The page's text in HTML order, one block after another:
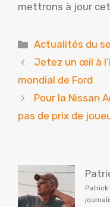
mettrons à jour
Catégories
Actualités du
Jetez un œil à
mondial de Ford
Pour la Nissan
pas de prix de
Patrick